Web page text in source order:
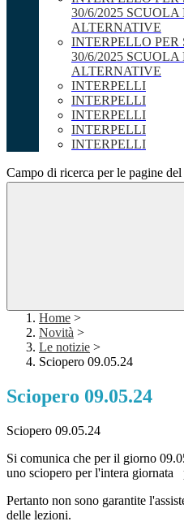
30/6/2025
ALTERNATIVE
INTERPELLO PER
30/6/2025
ALTERNATIVE
INTERPELLI
INTERPELLI
INTERPELLI
INTERPELLI
INTERPELLI
Campo di ricerca per le pagine
Home >
Novità >
Le notizie >
Sciopero 09.05.24
Sciopero 09.05.24
Sciopero 09.05.24
Si comunica che per il giorno
uno sciopero per l'intera giornata
Pertanto non sono garantite
delle lezioni.